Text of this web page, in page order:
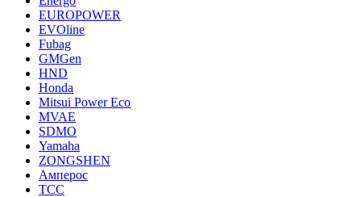
EUROPOWER
EVOline
Fubag
GMGen
HND
Honda
Mitsui Power Eco
MVAE
SDMO
Yamaha
ZONGSHEN
Амперос
ТСС